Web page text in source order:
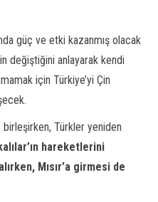
güç ve etki kazanmış olacak
değiştiğini anlayarak kendi
için Türkiye’yi Çin
Türkler yeniden
hareketlerini
Mısır’a girmesi de